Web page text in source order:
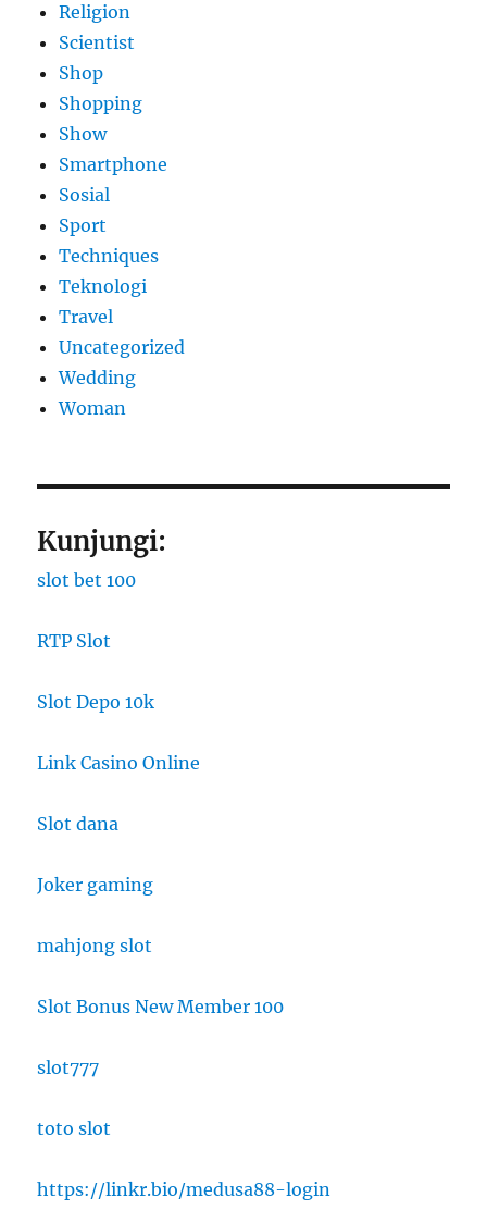
Religion
Scientist
Shop
Shopping
Show
Smartphone
Sosial
Sport
Techniques
Teknologi
Travel
Uncategorized
Wedding
Woman
Kunjungi:
slot bet 100
RTP Slot
Slot Depo 10k
Link Casino Online
Slot dana
Joker gaming
mahjong slot
Slot Bonus New Member 100
slot777
toto slot
https://linkr.bio/medusa88-login